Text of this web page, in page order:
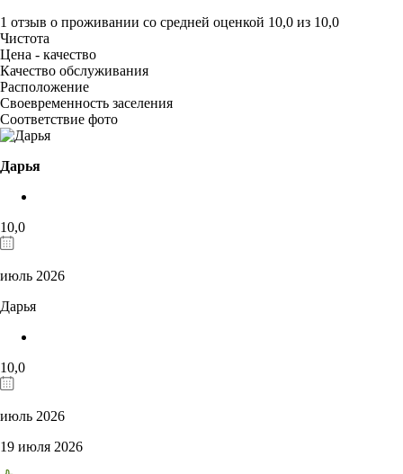
1 отзыв о проживании со средней оценкой 10,0 из 10,0
Чистота
Цена - качество
Качество обслуживания
Расположение
Своевременность заселения
Соответствие фото
Дарья
10,0
июль 2026
Дарья
10,0
июль 2026
19 июля 2026